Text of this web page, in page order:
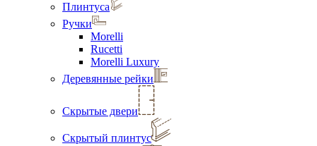
Плинтуса
Ручки
Morelli
Rucetti
Morelli Luxury
Деревянные рейки
Скрытые двери
Скрытый плинтус